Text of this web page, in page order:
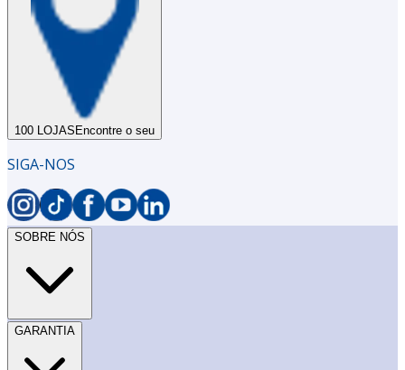
100 LOJAS Encontre o seu
SIGA-NOS
SOBRE NÓS
GARANTIA